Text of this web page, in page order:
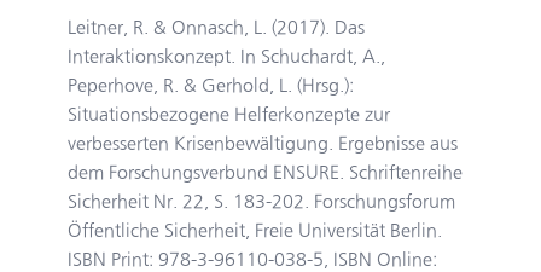
Leitner, R. & Onnasch, L. (2017). Das
Interaktionskonzept. In Schuchardt, A.,
Peperhove, R. & Gerhold, L. (Hrsg.):
Situationsbezogene Helferkonzepte zur
verbesserten Krisenbewältigung. Ergebnisse aus
dem Forschungsverbund ENSURE. Schriftenreihe
Sicherheit Nr. 22, S. 183-202. Forschungsforum
Öffentliche Sicherheit, Freie Universität Berlin.
ISBN Print: 978-3-96110-038-5, ISBN Online: